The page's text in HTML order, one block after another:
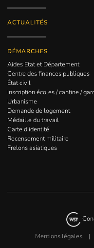
ACTUALITÉS
DÉMARCHES
Aides Etat et Département
Centre des finances publiques
État civil
Inscription écoles / cantine /
Urbanisme
Demande de logement
Médaille du travail
Carte d'identité
Recensement militaire
Frelons asiatiques
Mentions légales |